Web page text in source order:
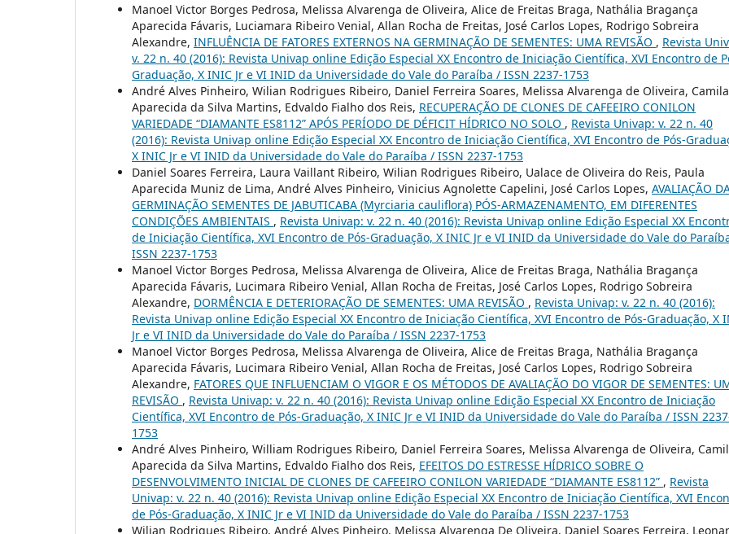
Manoel Victor Borges Pedrosa, Melissa Alvarenga de Oliveira, Alice de Freitas Braga, Nathália Bragança
Aparecida Fávaris, Luciamara Ribeiro Venial, Allan Rocha de Freitas, José Carlos Lopes, Rodrigo Sobreira
Alexandre, INFLUÊNCIA DE FATORES EXTERNOS NA GERMINAÇÃO DE SEMENTES: UMA REVISÃO , Revista
v. 22 n. 40 (2016): Revista Univap online Edição Especial XX Encontro de Iniciação Científica, XVI Encontro de
Graduação, X INIC Jr e VI INID da Universidade do Vale do Paraíba / ISSN 2237-1753
André Alves Pinheiro, Wilian Rodrigues Ribeiro, Daniel Ferreira Soares, Melissa Alvarenga de Oliveira, Camila
Aparecida da Silva Martins, Edvaldo Fialho dos Reis, RECUPERAÇÃO DE CLONES DE CAFEEIRO CONILON
VARIEDADE “DIAMANTE ES8112” APÓS PERÍODO DE DÉFICIT HÍDRICO NO SOLO , Revista Univap: v. 22 n. 40
(2016): Revista Univap online Edição Especial XX Encontro de Iniciação Científica, XVI Encontro de Pós-
X INIC Jr e VI INID da Universidade do Vale do Paraíba / ISSN 2237-1753
Daniel Soares Ferreira, Laura Vaillant Ribeiro, Wilian Rodrigues Ribeiro, Ualace de Oliveira do Reis, Paula
Aparecida Muniz de Lima, André Alves Pinheiro, Vinicius Agnolette Capelini, José Carlos Lopes, AVALIAÇÃO
GERMINAÇÃO SEMENTES DE JABUTICABA (Myrciaria cauliflora) PÓS-ARMAZENAMENTO, EM DIFERENTES
CONDIÇÕES AMBIENTAIS , Revista Univap: v. 22 n. 40 (2016): Revista Univap online Edição Especial XX
de Iniciação Científica, XVI Encontro de Pós-Graduação, X INIC Jr e VI INID da Universidade do Vale do
ISSN 2237-1753
Manoel Victor Borges Pedrosa, Melissa Alvarenga de Oliveira, Alice de Freitas Braga, Nathália Bragança
Aparecida Fávaris, Lucimara Ribeiro Venial, Allan Rocha de Freitas, José Carlos Lopes, Rodrigo Sobreira
Alexandre, DORMÊNCIA E DETERIORAÇÃO DE SEMENTES: UMA REVISÃO , Revista Univap: v. 22 n. 40 (2016):
Revista Univap online Edição Especial XX Encontro de Iniciação Científica, XVI Encontro de Pós-Graduação, X
Jr e VI INID da Universidade do Vale do Paraíba / ISSN 2237-1753
Manoel Victor Borges Pedrosa, Melissa Alvarenga de Oliveira, Alice de Freitas Braga, Nathália Bragança
Aparecida Fávaris, Lucimara Ribeiro Venial, Allan Rocha de Freitas, José Carlos Lopes, Rodrigo Sobreira
Alexandre, FATORES QUE INFLUENCIAM O VIGOR E OS MÉTODOS DE AVALIAÇÃO DO VIGOR DE SEMENTES:
REVISÃO , Revista Univap: v. 22 n. 40 (2016): Revista Univap online Edição Especial XX Encontro de Iniciação
Científica, XVI Encontro de Pós-Graduação, X INIC Jr e VI INID da Universidade do Vale do Paraíba / ISSN
1753
André Alves Pinheiro, William Rodrigues Ribeiro, Daniel Ferreira Soares, Melissa Alvarenga de Oliveira,
Aparecida da Silva Martins, Edvaldo Fialho dos Reis, EFEITOS DO ESTRESSE HÍDRICO SOBRE O
DESENVOLVIMENTO INICIAL DE CLONES DE CAFEEIRO CONILON VARIEDADE “DIAMANTE ES8112” , Revista
Univap: v. 22 n. 40 (2016): Revista Univap online Edição Especial XX Encontro de Iniciação Científica, XVI
de Pós-Graduação, X INIC Jr e VI INID da Universidade do Vale do Paraíba / ISSN 2237-1753
Wilian Rodrigues Ribeiro, André Alves Pinheiro, Melissa Alvarenga De Oliveira, Daniel Soares Ferreira,